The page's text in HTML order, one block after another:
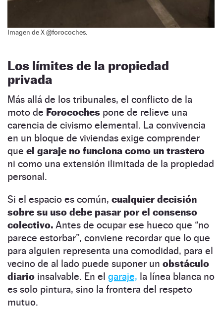
Imagen de X @forocoches.
Los límites de la propiedad
privada
Más allá de los tribunales, el conflicto de la
moto de Forocoches pone de relieve una
carencia de civismo elemental. La convivencia
en un bloque de viviendas exige comprender
que el garaje no funciona como un trastero
ni como una extensión ilimitada de la propiedad
personal.
Si el espacio es común, cualquier decisión
sobre su uso debe pasar por el consenso
colectivo. Antes de ocupar ese hueco que “no
parece estorbar”, conviene recordar que lo que
para alguien representa una comodidad, para el
vecino de al lado puede suponer un obstáculo
diario insalvable. En el garaje, la línea blanca no
es solo pintura, sino la frontera del respeto
mutuo.